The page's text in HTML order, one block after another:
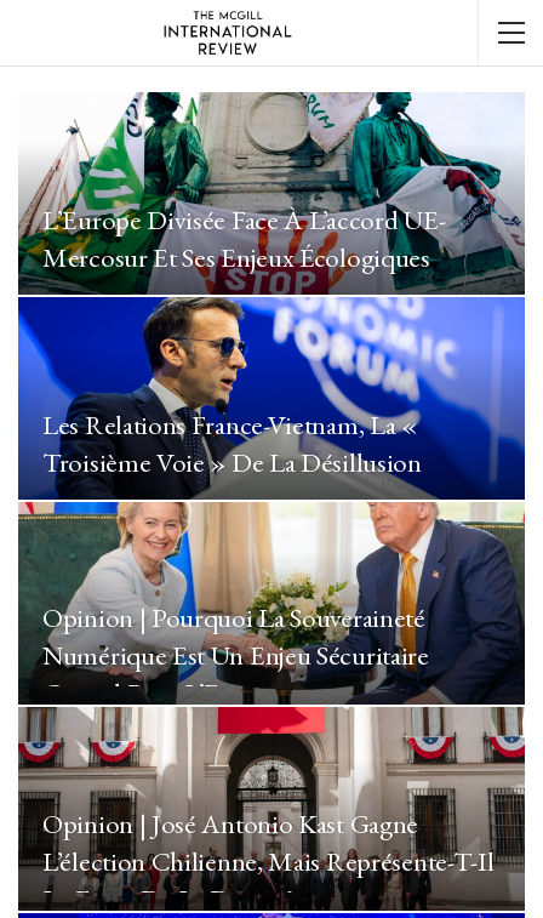
L’Europe Divisée Face À L’accord UE-
Mercosur Et Ses Enjeux Écologiques
Les Relations France-Vietnam, La «
Troisième Voie » De La Désillusion
Opinion | Pourquoi La Souveraineté
Numérique Est Un Enjeu Sécuritaire
Crucial Pour L’Europe
Opinion | José Antonio Kast Gagne
L’élection Chilienne, Mais Représente-T-Il
Le Futur De La Droite ?